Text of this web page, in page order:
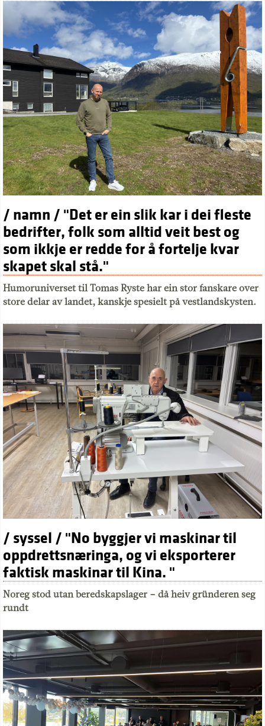
/ namn / "Det er ein slik kar i dei fleste
bedrifter, folk som alltid veit best og
som ikkje er redde for å fortelje kvar
skapet skal stå."
Humoruniverset til Tomas Ryste har ein stor fanskare over
store delar av landet, kanskje spesielt på vestlandskysten.
/ syssel / "No byggjer vi maskinar til
oppdrettsnæringa, og vi eksporterer
faktisk maskinar til Kina. "
Noreg stod utan beredskapslager – då heiv gründeren seg
rundt